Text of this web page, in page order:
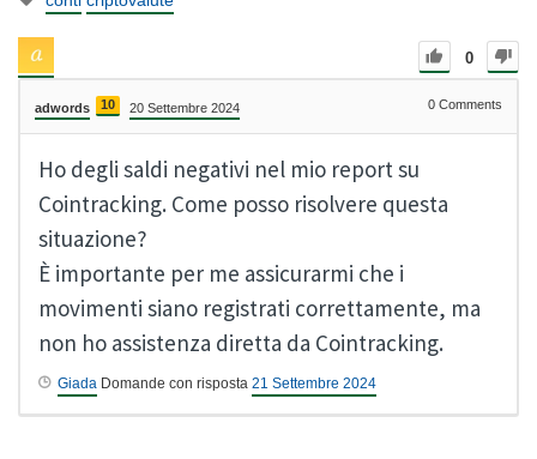
0
adwords 10 20 Settembre 2024 0 Comments
Ho degli saldi negativi nel mio report su
Cointracking. Come posso risolvere questa
situazione?
È importante per me assicurarmi che i
movimenti siano registrati correttamente, ma
non ho assistenza diretta da Cointracking.
Giada Domande con risposta 21 Settembre 2024